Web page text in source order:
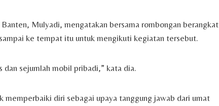
Mulyadi, mengatakan bersama rombongan berangkat
ke tempat itu untuk mengikuti kegiatan tersebut.
dan sejumlah mobil pribadi,” kata dia.
memperbaiki diri sebagai upaya tanggung jawab dari umat